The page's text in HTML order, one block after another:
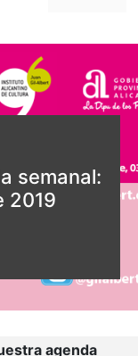
semanal:
2019
agenda